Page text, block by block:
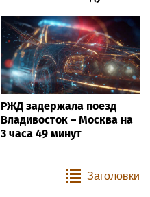
РЖД задержала поезд
Владивосток – Москва на
3 часа 49 минут
Заголовки